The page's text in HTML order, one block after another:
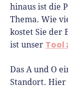
hinaus ist die
Thema. Wie
kostet Sie der
ist unser Tool
Das A und O
Standort. Hier